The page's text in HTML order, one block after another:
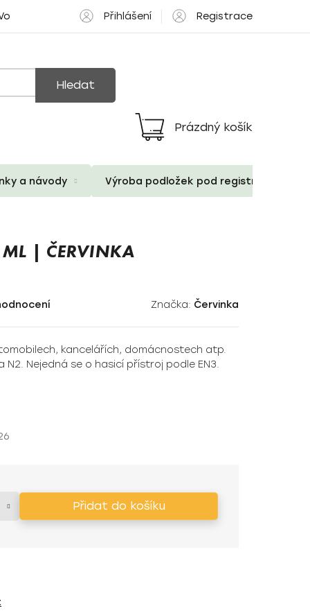
pozice Přihlášení Registrace
Hledat
Nákupní
košík
Prázdný košík
a návody Výroba podložek pod registrační
| ČERVINKA
Značka: Červinka
kancelářích, domácnostech atp.
N2. Nejedná se o hasicí přístroj podle EN3.
Přidat do košíku